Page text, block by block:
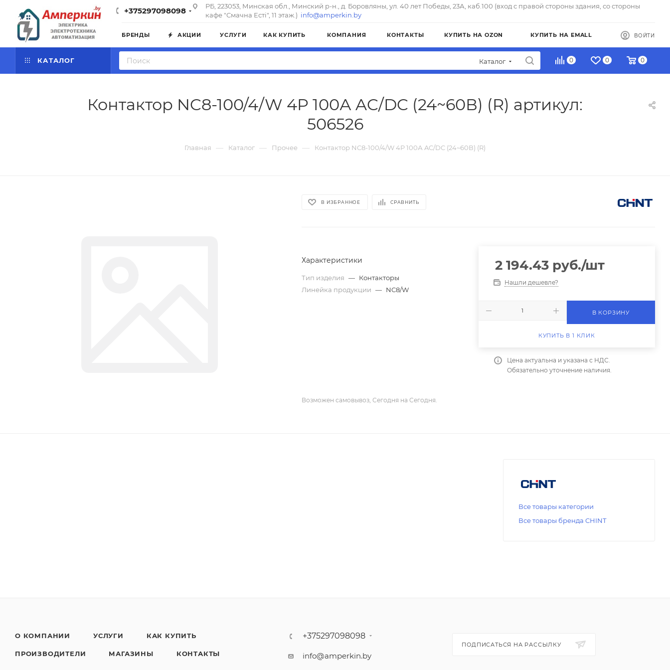
+375297098098
РБ, 223053, Минская обл., Минский р-н., д. Боровляны, ул. 40 лет Победы, 23А, каб.100 (вход с правой стороны здания, со стороны
кафе "Смачна Естi", 11 этаж.) info@amperkin.by
БРЕНДЫ АКЦИИ УСЛУГИ КАК КУПИТЬ КОМПАНИЯ КОНТАКТЫ КУПИТЬ НА OZON КУПИТЬ НА EMALL ВОЙТИ
КАТАЛОГ Каталог 0 0 0
Контактор NC8-100/4/W 4P 100А AC/DC (24~60В) (R) артикул:
506526
Главная — Каталог — Прочее — Контактор NC8-100/4/W 4P 100А AC/DC (24~60В) (R)
В ИЗБРАННОЕ СРАВНИТЬ
Характеристики
Тип изделия — Контакторы
Линейка продукции — NC8/W
2 194.43руб./шт
Нашли дешевле?
В КОРЗИНУ
КУПИТЬ В 1 КЛИК
Цена актуальна и указана с НДС.
Обязательно уточнение наличия.
Возможен самовывоз, Сегодня на Сегодня.
Все товары категории
Все товары бренда CHINT
О КОМПАНИИ УСЛУГИ КАК КУПИТЬ
ПРОИЗВОДИТЕЛИ МАГАЗИНЫ КОНТАКТЫ
+375297098098
info@amperkin.by
ПОДПИСАТЬСЯ НА РАССЫЛКУ